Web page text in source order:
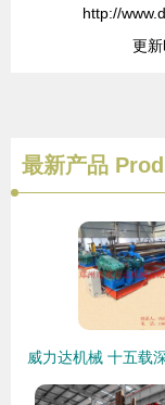
http://
更
最新产品